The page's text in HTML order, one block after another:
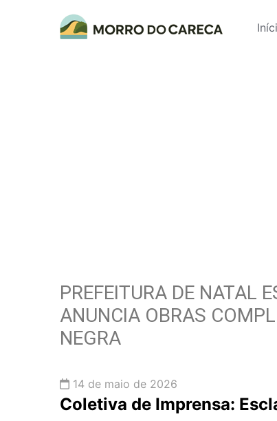
PREFEITURA DE NATAL
ANUNCIA OBRAS
NEGRA
14 de maio de 2026
Coletiva de Imprensa: